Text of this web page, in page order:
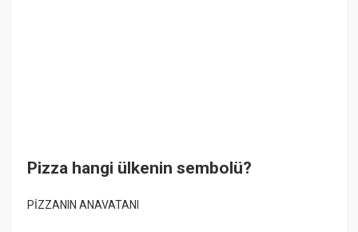
Pizza hangi ülkenin sembolü?
PİZZANIN ANAVATANI